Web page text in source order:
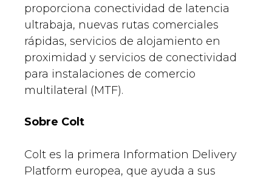
proporciona conectividad de latencia
ultrabaja, nuevas rutas comerciales
rápidas, servicios de alojamiento en
proximidad y servicios de conectividad
para instalaciones de comercio
multilateral (MTF).
Sobre Colt
Colt es la primera Information Delivery
Platform europea, que ayuda a sus